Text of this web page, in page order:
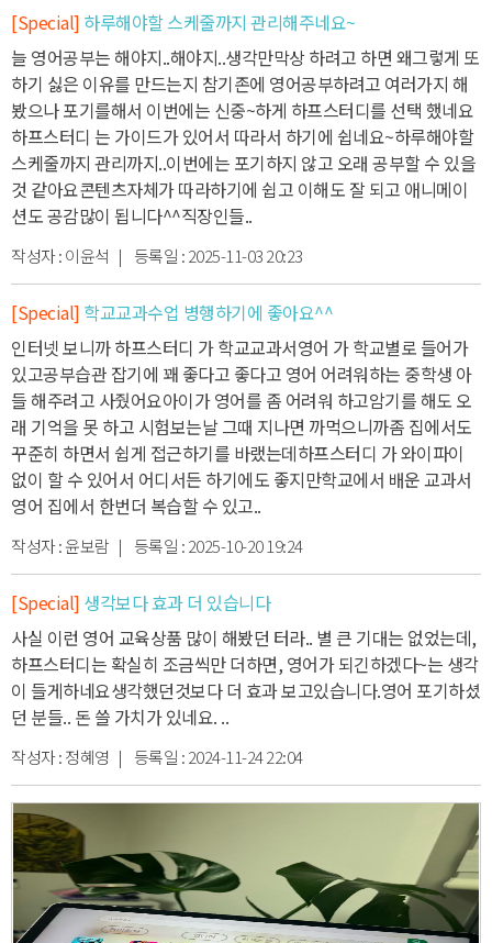
[Special] 하루해야할 스케줄까지 관리해주네요~
늘 영어공부는 해야지..해야지..생각만막상 하려고 하면 왜그렇게 또
하기 싫은 이유를 만드는지 참기존에 영어공부하려고 여러가지 해
봤으나 포기를해서 이번에는 신중~하게 하프스터디를 선택 했네요
하프스터디 는 가이드가 있어서 따라서 하기에 쉽네요~하루해야할
스케줄까지 관리까지..이번에는 포기하지 않고 오래 공부할 수 있을
것 같아요콘텐츠자체가 따라하기에 쉽고 이해도 잘 되고 애니메이
션도 공감많이 됩니다^^직장인들..
작성자 :이윤석 | 등록일 :2025-11-03 20:23
[Special] 학교교과수업 병행하기에 좋아요^^
인터넷 보니까 하프스터디 가 학교교과서영어 가 학교별로 들어가
있고공부습관 잡기에 꽤 좋다고 좋다고 영어 어려워하는 중학생 아
들 해주려고 사줬어요아이가 영어를 좀 어려워 하고암기를 해도 오
래 기억을 못 하고 시험보는날 그때 지나면 까먹으니까좀 집에서도
꾸준히 하면서 쉽게 접근하기를 바랬는데하프스터디 가 와이파이
없이 할 수 있어서 어디서든 하기에도 좋지만학교에서 배운 교과서
영어 집에서 한번더 복습할 수 있고..
작성자 :윤보람 | 등록일 :2025-10-20 19:24
[Special] 생각보다 효과 더 있습니다
사실 이런 영어 교육상품 많이 해봤던 터라.. 별 큰 기대는 없었는데,
하프스터디는 확실히 조금씩만 더하면, 영어가 되긴하겠다~는 생각
이 들게하네요생각했던것보다 더 효과 보고있습니다.영어 포기하셨
던 분들.. 돈 쓸 가치가 있네요. ..
작성자 :정혜영 | 등록일 :2024-11-24 22:04